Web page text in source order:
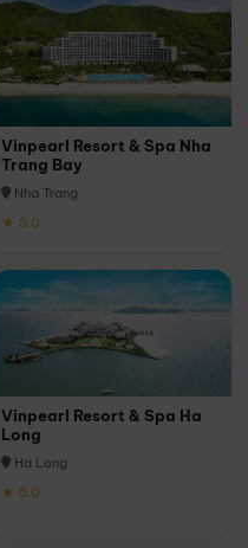
Vinpearl Resort & Spa Nha
Trang Bay
Nha Trang
★ 5.0
Vinpearl Resort & Spa Ha
Long
Hạ Long
★ 5.0